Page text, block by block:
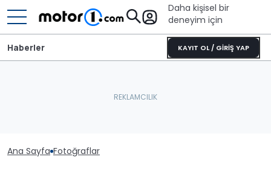
Daha kişisel bir
deneyim için
KAYIT OL / GİRİŞ YAP
Haberler
Ana Sayfa Fotoğraflar